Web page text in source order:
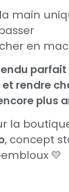
main
en
rendre
plus
la
, concept
💛